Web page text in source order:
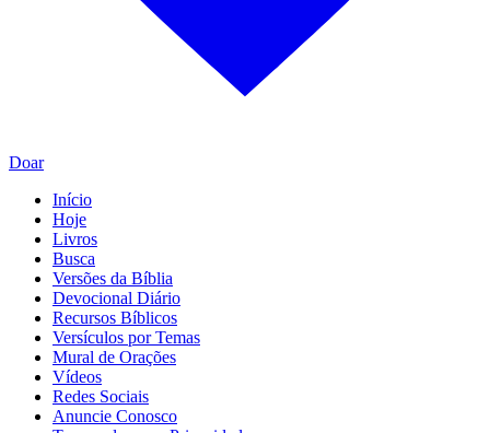
Doar
Início
Hoje
Livros
Busca
Versões da Bíblia
Devocional Diário
Recursos Bíblicos
Versículos por Temas
Mural de Orações
Vídeos
Redes Sociais
Anuncie Conosco